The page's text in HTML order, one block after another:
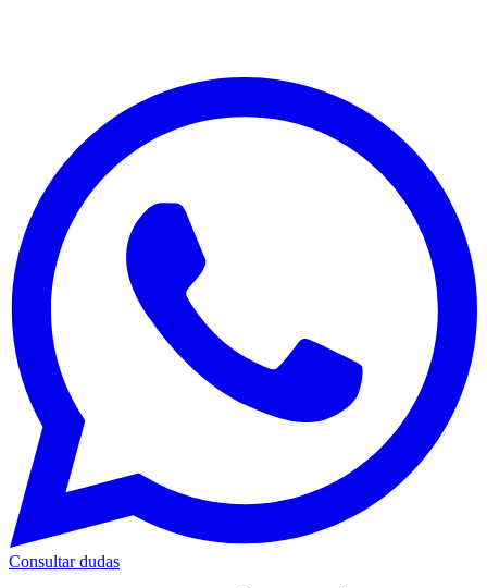
Consultar dudas